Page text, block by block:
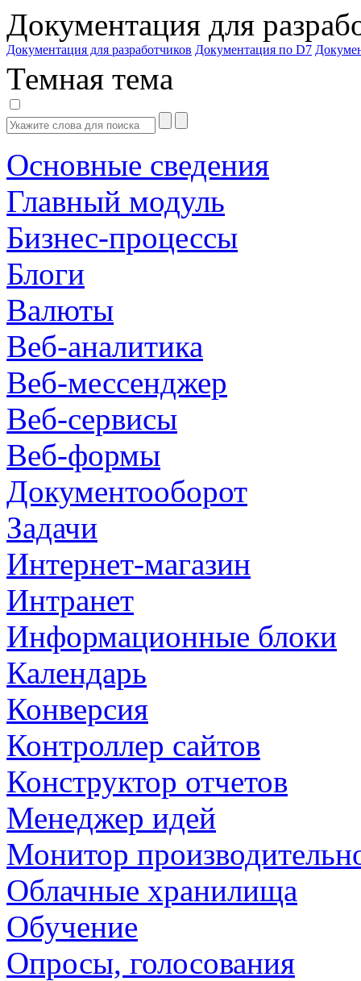
Документация для
Документация для разработчиков Документация по D7
Темная тема
Основные сведения
Главный модуль
Бизнес-процессы
Блоги
Валюты
Веб-аналитика
Веб-мессенджер
Веб-сервисы
Веб-формы
Документооборот
Задачи
Интернет-магазин
Интранет
Информационные блоки
Календарь
Конверсия
Контроллер сайтов
Конструктор отчетов
Менеджер идей
Монитор
Облачные хранилища
Обучение
Опросы, голосования